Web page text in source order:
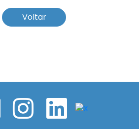
Voltar